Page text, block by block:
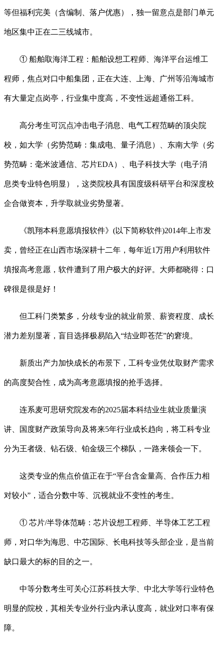
等但福利完美（含编制、落户优惠），独一留意点是部门单元
地区集中正在二三线城市。
① 船舶取海洋工程：船舶设想工程师、海洋平台运维工
程师，焦点对口中船集团，正在大连、上海、广州等沿海城市
有大量定点岗亭，行业集中度高，不变性远超通俗工科。
高分考生可沉点冲击电子消息、电气工程范畴的顶尖院
校，如大学（劣势范畴：集成电、量子消息）、东南大学（劣
势范畴：毫米波通信、芯片EDA）、电子科技大学（电子消
息类专业特色明显），这类院校具有国度级科研平台和深度校
企合做资本，升学取就业劣势显著。
《凯翔本科意愿填报软件》(以下简称软件)2014年上市发
卖，曾经正在山西市场深耕十二年，每年近1万用户利用软件
填报高考意愿，软件遭到了用户极大的好评。大师都晓得：口
碑很是很是好！
但工科门类繁多，分歧专业的就业前景、薪资程度、成长
潜力差别显著，盲目选择极易陷入“结业即苍茫”的窘境。
新质出产力加快成长的布景下，工科专业凭仗取财产需求
的高度契合性，成为高考意愿填报的抢手选择。
连系麦可思研究院发布的2025届本科结业生就业质量演
讲、国度财产政策导向及将来5年行业成长趋向，将工科专业
分为王者级、钻石级、铂金级三个梯队，一路来领会一下。
这类专业的焦点价值正在于“平台含金量高、合作压力相
对较小”，适合分数中等、沉视就业不变性的考生。
① 芯片/半导体范畴：芯片设想工程师、半导体工艺工程
师，对口华为海思、中芯国际、长电科技等头部企业，是当前
缺口最大的标的目的之一。
中等分数考生可关心江苏科技大学、中北大学等行业特色
明显的院校，其相关专业外行业内承认度高，就业对口率有保
障。